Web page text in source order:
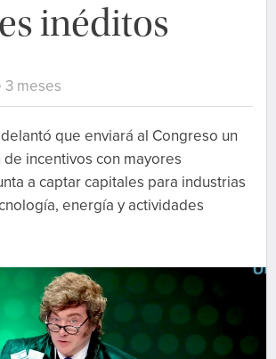
inéditos
3 meses
que enviará al Congreso un
incentivos con mayores
a captar capitales para industrias
energía y actividades